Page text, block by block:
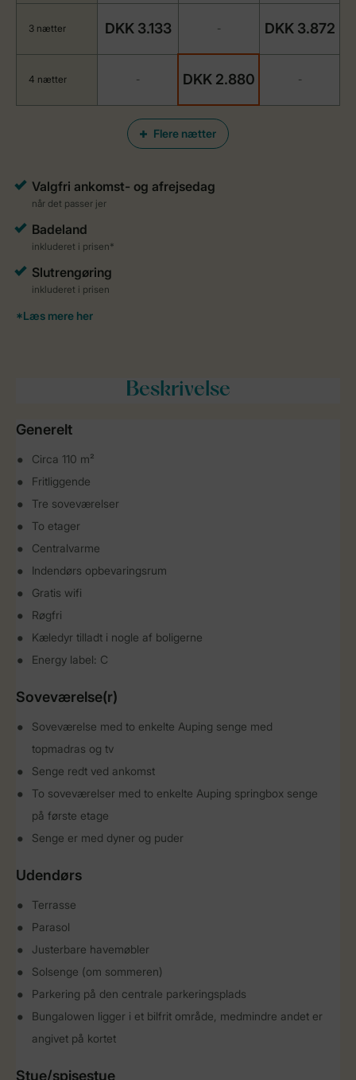
Flere nætter
3 nætter DKK 3.133 - DKK 3.872
4 nætter - DKK 2.880 -
Beskrivelse
Generelt
Circa 110 m²
Fritliggende
Tre soveværelser
To etager
Centralvarme
Indendørs opbevaringsrum
Gratis wifi
Røgfri
Kæledyr tilladt i nogle af boligerne
Energy label: C
Soveværelse(r)
Soveværelse med to enkelte Auping senge med
topmadras og tv
Senge redt ved ankomst
To soveværelser med to enkelte Auping springbox senge
på første etage
Senge er med dyner og puder
Udendørs
Terrasse
Parasol
Justerbare havemøbler
Solsenge (om sommeren)
Parkering på den centrale parkeringsplads
Bungalowen ligger i et bilfrit område, medmindre andet er
angivet på kortet
Stue/spisestue